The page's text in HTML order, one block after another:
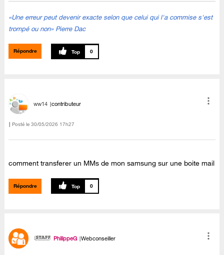
«Une erreur peut devenir exacte selon que celui qui l'a commise s'est
trompé ou non» Pierre Dac
Répondre 0
ww14 contributeur
Posté le ‎30/05/2026 17h27
comment transferer un MMs de mon samsung sur une boite mail
Répondre 0
PhilippeG Webconseiller